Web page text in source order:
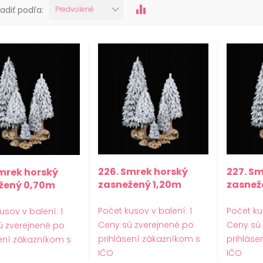
podľa: Predvolené
horský
0,70m
v balení: 1
zverejnené po
zákazníkom s
226. Smrek horský
zasnežený 1,20m
Počet kusov v balení: 1
Ceny sú zverejnené po
prihlásení zákazníkom s
IČO
227.
Počet
Ceny
IČO